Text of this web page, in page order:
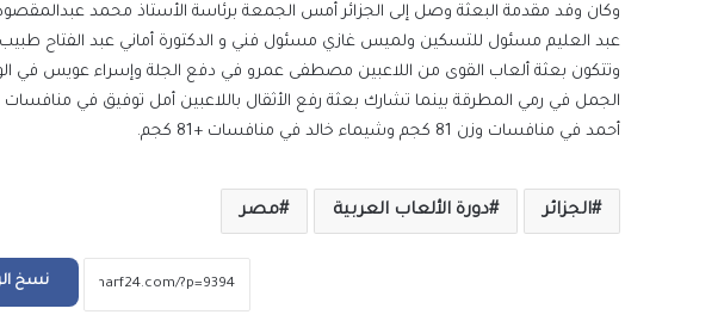
وكان وفد مقدمة البعثة وصل إلى الجزائر أمس الجمعة برئاسة الأستاذ محمد
عبد العليم مسئول للتسكين ولميس غازي مسئول فني و الدكتورة أماني عبد الفتاح
وتتكون بعثة ألعاب القوى من اللاعبين مصطفى عمرو في دفع الجلة وإسراء عويس في
أحمد في منافسات وزن 81 كجم وشيماء خالد في منافسات +81 كجم.
الجزائر دورة الألعاب العربية مصر
نسخ